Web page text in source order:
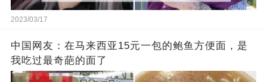
2023/03/17
中国网友：在马来西亚15元一包的鲍鱼方便面，是
我吃过最奇葩的面了